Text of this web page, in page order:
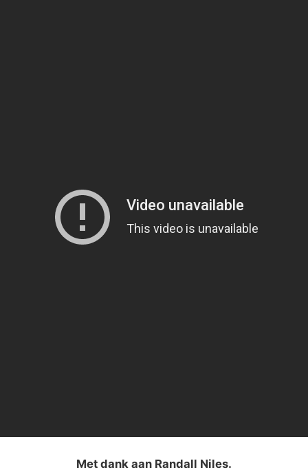
Met dank aan Randall Niles.